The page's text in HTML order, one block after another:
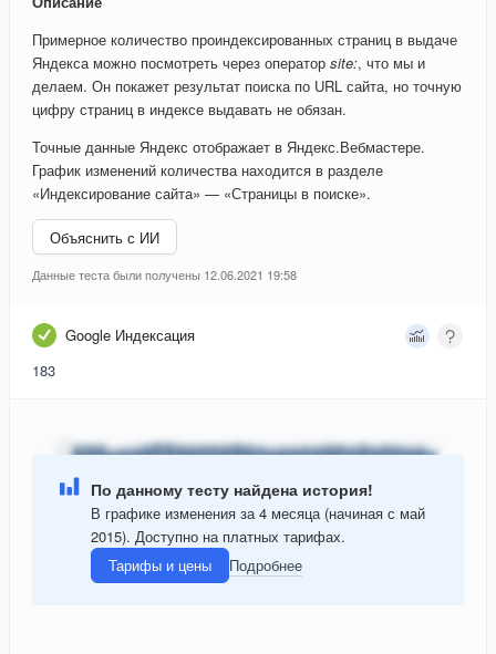
Примерное количество проиндексированных страниц в выдаче
Яндекса можно посмотреть через оператор site:, что мы и
делаем. Он покажет результат поиска по URL сайта, но точную
цифру страниц в индексе выдавать не обязан.
Точные данные Яндекс отображает в Яндекс.Вебмастере.
График изменений количества находится в разделе
«Индексирование сайта» — «Страницы в поиске».
Объяснить с ИИ
Данные теста были получены 12.06.2021 19:58
Google Индексация
183
По данному тесту найдена история!
В графике изменения за 4 месяца (начиная с май
2015). Доступно на платных тарифах.
Тарифы и цены
Подробнее